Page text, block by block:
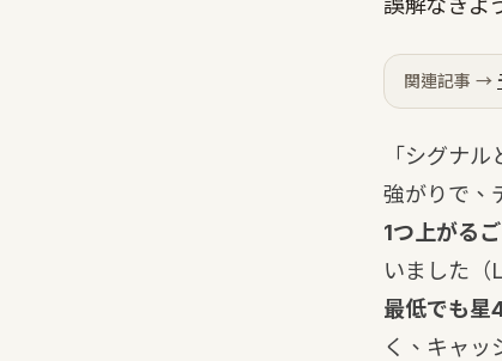
誤解なきよ
関連記事 →
「シグナ
強がりで、
1つ上がる
いました（
最低でも星
く、キャッ